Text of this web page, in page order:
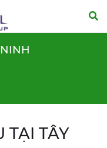
TẠI TÂY